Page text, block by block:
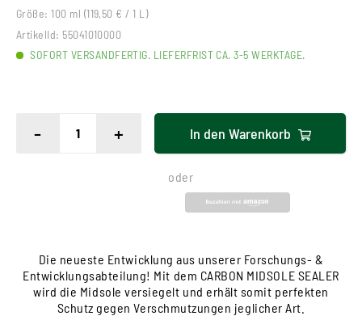
Größe: 100 ml (119,50 € / 1 L)
ArtikelId: 55041010000
SOFORT VERSANDFERTIG. LIEFERFRIST CA. 3-5 WERKTAGE.
- + In den Warenkorb
oder
Die neueste Entwicklung aus unserer Forschungs- &
Entwicklungsabteilung! Mit dem CARBON MIDSOLE SEALER
wird die Midsole versiegelt und erhält somit perfekten
Schutz gegen Verschmutzungen jeglicher Art.